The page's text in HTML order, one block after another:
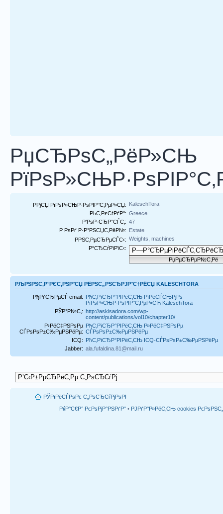
РџСЂРѕС„РёР»СЊ
РРјСЏ РїРѕР»СЊР·РѕРІР°С‚РµР»СЏ: KaleschTora
РћС‚РєСѓРґР°: Greece
Р’РѕР·СЂР°СЃС‚: 47
Р РѕРґ Р·Р°РЅСЏС‚РёР№: Estate
РРЅС‚РµСЂРµСЃС‹: Weights, machines
Р“СЂСѓРїРїС‹:
РЉРЅРЅС‚Р°РЄС‚РЅР°СЏ РЁРЅС„РЅСЂРЈР°С†РЁСЏ KALESCHTORA
РђРґСЂРµСЃ email: РћС‚РїСЂР°РІРёС‚СЊ РїРёСЃСЊРјРѕ
РїРѕР»СЊР·РѕРІР°С‚РµР»СЋ KaleschTora
РЎР°Р№С‚: http://askisadora.com/wp-
content/publications/vol10/chapter10/
Р›РёС‡РЅРѕРµ
СЃРѕРѕР±С‰РµРЅРёРµ:
РћС‚РїСЂР°РІРёС‚СЊ Р»РёС‡РЅРѕРµ
СЃРѕРѕР±С‰РµРЅРёРµ
ICQ: РћС‚РїСЂР°РІРёС‚СЊ ICQ-СЃРѕРѕР±С‰РµРЅРёРµ
Jabber: ala.fufaldina.81@mail.ru
РЎРїРёСЃРѕРє С„РѕСЂСѓРјРѕРІ
РќР°С€Р° РєРѕРјР°РЅРґР° • РЈРґР°Р»РёС‚СЊ cookies